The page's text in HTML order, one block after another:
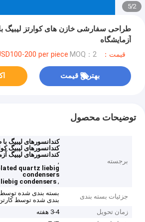
2
/
5
طراحی سفارشی خازن های کوارتز لیبیگ
آزمایشگاه
قیمت：USD100-200 per piece MOQ：2 قطعه
بهترین قیمت
توضیحات محصول
برجسته
کندانسورهای لیبیگ
کندانسورهای لیبیگ
کندانسورهای لیبیگ
,
quartz liebig
condensers
,
condensers
جزئیات بسته بندی
بسته بندی شده توسط
بندی شده توسط
زمان تحویل
3-4 هفته